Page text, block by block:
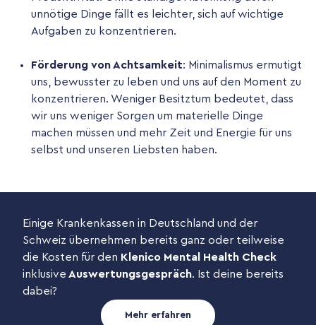
unnötige Dinge fällt es leichter, sich auf wichtige
Aufgaben zu konzentrieren.
Förderung von Achtsamkeit: Minimalismus ermutigt
uns, bewusster zu leben und uns auf den Moment zu
konzentrieren. Weniger Besitztum bedeutet, dass
wir uns weniger Sorgen um materielle Dinge
machen müssen und mehr Zeit und Energie für uns
selbst und unseren Liebsten haben.
Einige Krankenkassen in Deutschland und der
Schweiz übernehmen bereits ganz oder teilweise
die Kosten für den Klenico Mental Health Check
inklusive Auswertungsgespräch. Ist deine bereits
dabei?
Mehr erfahren